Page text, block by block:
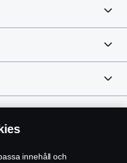
innehåll och